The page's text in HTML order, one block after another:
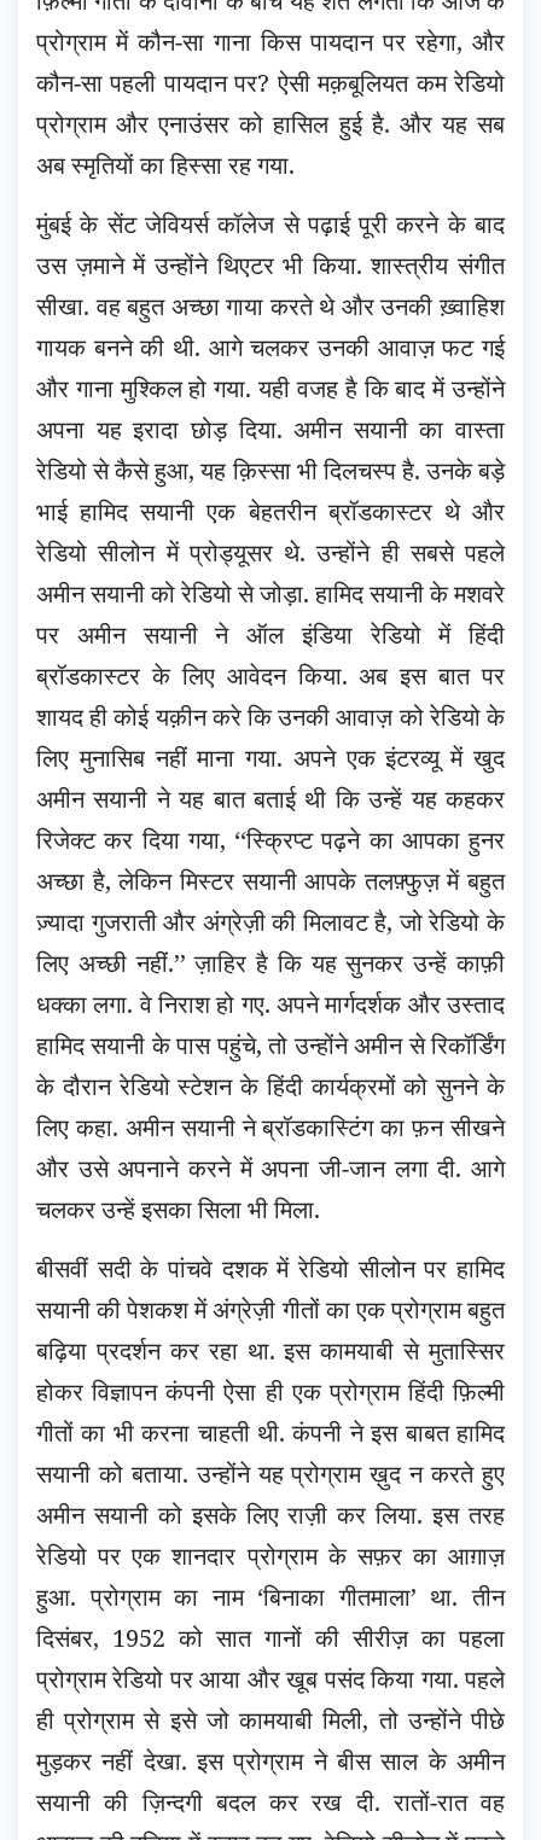
प्रोग्राम में कौन-सा गाना किस पायदान पर रहेगा, और
कौन-सा पहली पायदान पर? ऐसी मक़बूलियत कम रेडियो
प्रोग्राम और एनाउंसर को हासिल हुई है. और यह सब
अब स्मृतियों का हिस्सा रह गया.
मुंबई के सेंट जेवियर्स कॉलेज से पढ़ाई पूरी करने के बाद
उस ज़माने में उन्होंने थिएटर भी किया. शास्त्रीय संगीत
सीखा. वह बहुत अच्छा गाया करते थे और उनकी ख़्वाहिश
गायक बनने की थी. आगे चलकर उनकी आवाज़ फट गई
और गाना मुश्किल हो गया. यही वजह है कि बाद में उन्होंने
अपना यह इरादा छोड़ दिया. अमीन सयानी का वास्ता
रेडियो से कैसे हुआ, यह क़िस्सा भी दिलचस्प है. उनके बड़े
भाई हामिद सयानी एक बेहतरीन ब्रॉडकास्टर थे और
रेडियो सीलोन में प्रोड्यूसर थे. उन्होंने ही सबसे पहले
अमीन सयानी को रेडियो से जोड़ा. हामिद सयानी के मशवरे
पर अमीन सयानी ने ऑल इंडिया रेडियो में हिंदी
ब्रॉडकास्टर के लिए आवेदन किया. अब इस बात पर
शायद ही कोई यक़ीन करे कि उनकी आवाज़ को रेडियो के
लिए मुनासिब नहीं माना गया. अपने एक इंटरव्यू में खुद
अमीन सयानी ने यह बात बताई थी कि उन्हें यह कहकर
रिजेक्ट कर दिया गया, ‘‘स्क्रिप्ट पढ़ने का आपका हुनर
अच्छा है, लेकिन मिस्टर सयानी आपके तलफ़्फु़ज़ में बहुत
ज़्यादा गुजराती और अंग्रेज़ी की मिलावट है, जो रेडियो के
लिए अच्छी नहीं.’’ ज़ाहिर है कि यह सुनकर उन्हें काफ़ी
धक्का लगा. वे निराश हो गए. अपने मार्गदर्शक और उस्ताद
हामिद सयानी के पास पहुंचे, तो उन्होंने अमीन से रिकॉर्डिंग
के दौरान रेडियो स्टेशन के हिंदी कार्यक्रमों को सुनने के
लिए कहा. अमीन सयानी ने ब्रॉडकास्टिंग का फ़न सीखने
और उसे अपनाने करने में अपना जी-जान लगा दी. आगे
चलकर उन्हें इसका सिला भी मिला.
बीसवीं सदी के पांचवे दशक में रेडियो सीलोन पर हामिद
सयानी की पेशकश में अंग्रेज़ी गीतों का एक प्रोग्राम बहुत
बढ़िया प्रदर्शन कर रहा था. इस कामयाबी से मुतास्सिर
होकर विज्ञापन कंपनी ऐसा ही एक प्रोग्राम हिंदी फ़िल्मी
गीतों का भी करना चाहती थी. कंपनी ने इस बाबत हामिद
सयानी को बताया. उन्होंने यह प्रोग्राम ख़ुद न करते हुए
अमीन सयानी को इसके लिए राज़ी कर लिया. इस तरह
रेडियो पर एक शानदार प्रोग्राम के सफ़र का आग़ाज़
हुआ. प्रोग्राम का नाम ‘बिनाका गीतमाला’ था. तीन
दिसंबर, 1952 को सात गानों की सीरीज़ का पहला
प्रोग्राम रेडियो पर आया और खूब पसंद किया गया. पहले
ही प्रोग्राम से इसे जो कामयाबी मिली, तो उन्होंने पीछे
मुड़कर नहीं देखा. इस प्रोग्राम ने बीस साल के अमीन
सयानी की ज़िन्दगी बदल कर रख दी. रातों-रात वह